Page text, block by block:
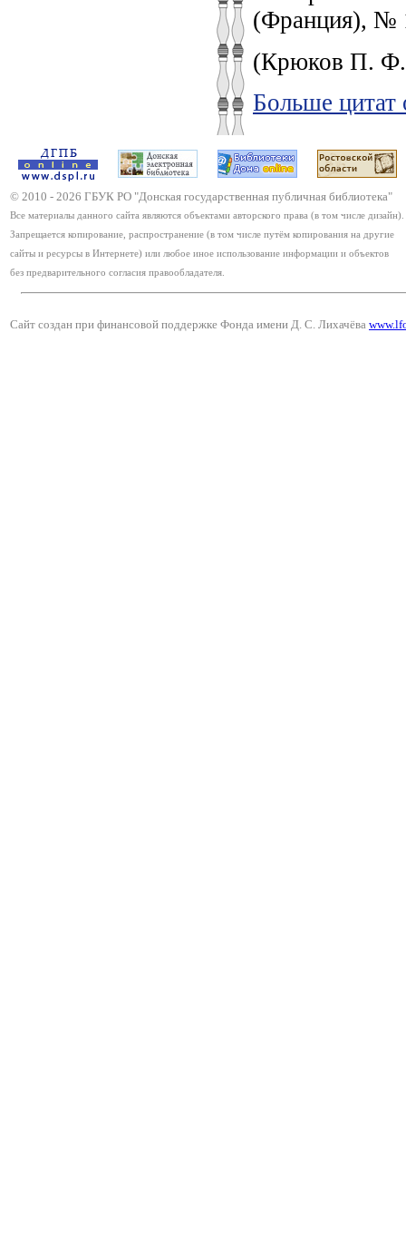
(Франция), №
(Крюков П. Ф.
Больше цитат
© 2010 - 2026 ГБУК РО "Донская государственная публичная библиотека"
Все материалы данного сайта являются объектами авторского права (в том числе дизайн).
Запрещается копирование, распространение (в том числе путём копирования на другие
сайты и ресурсы в Интернете) или любое иное использование информации и объектов
без предварительного согласия правообладателя.
Сайт создан при финансовой поддержке Фонда имени Д. С. Лихачёва